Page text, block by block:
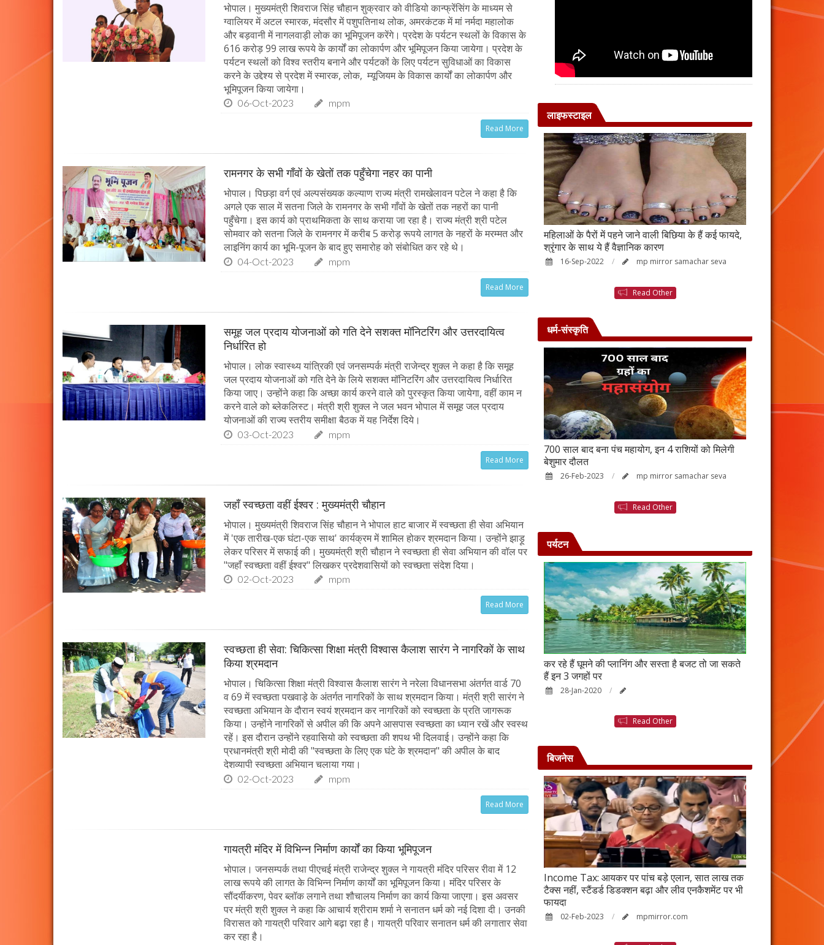
भोपाल। मुख्यमंत्री शिवराज सिंह चौहान शुक्रवार को वीडियो कान्फ्रेंसिंग के माध्यम से
ग्वालियर में अटल स्मारक, मंदसौर में पशुपतिनाथ लोक, अमरकंटक में मां नर्मदा महालोक
और बड़वानी में नागलवाड़ी लोक का भूमिपूजन करेंगे। प्रदेश के पर्यटन स्थलों के विकास के
616 करोड़ 99 लाख रूपये के कार्यों का लोकार्पण और भूमिपूजन किया जायेगा। प्रदेश के
पर्यटन स्थलों को विश्व स्तरीय बनाने और पर्यटकों के लिए पर्यटन सुविधाओं का विकास
करने के उद्देश्य से प्रदेश में स्मारक, लोक, म्यूजियम के विकास कार्यों का लोकार्पण और
भूमिपूजन किया जायेगा।
06-Oct-2023 mpm
Read More
रामनगर के सभी गाँवों के खेतों तक पहुँचेगा नहर का पानी
भोपाल। पिछड़ा वर्ग एवं अल्पसंख्यक कल्याण राज्य मंत्री रामखेलावन पटेल ने कहा है कि
अगले एक साल में सतना जिले के रामनगर के सभी गाँवों के खेतों तक नहरों का पानी
पहुँचेगा। इस कार्य को प्राथमिकता के साथ कराया जा रहा है। राज्य मंत्री श्री पटेल
सोमवार को सतना जिले के रामनगर में करीब 5 करोड़ रूपये लागत के नहरों के मरम्मत और
लाइनिंग कार्य का भूमि-पूजन के बाद हुए समारोह को संबोधित कर रहे थे।
04-Oct-2023 mpm
Read More
समूह जल प्रदाय योजनाओं को गति देने सशक्त मॉनिटरिंग और उत्तरदायित्व
निर्धारित हो
भोपाल। लोक स्वास्थ्य यांत्रिकी एवं जनसम्पर्क मंत्री राजेन्द्र शुक्ल ने कहा है कि समूह
जल प्रदाय योजनाओं को गति देने के लिये सशक्त मॉनिटरिंग और उत्तरदायित्व निर्धारित
किया जाए। उन्होंने कहा कि अच्छा कार्य करने वाले को पुरस्कृत किया जायेगा, वहीं काम न
करने वाले को ब्लेकलिस्ट। मंत्री श्री शुक्ल ने जल भवन भोपाल में समूह जल प्रदाय
योजनाओं की राज्य स्तरीय समीक्षा बैठक में यह निर्देश दिये।
03-Oct-2023 mpm
Read More
जहाँ स्वच्छता वहीं ईश्वर : मुख्यमंत्री चौहान
भोपाल। मुख्यमंत्री शिवराज सिंह चौहान ने भोपाल हाट बाजार में स्वच्छता ही सेवा अभियान
में 'एक तारीख-एक घंटा-एक साथ' कार्यक्रम में शामिल होकर श्रमदान किया। उन्होंने झाड़ू
लेकर परिसर में सफाई की। मुख्यमंत्री श्री चौहान ने स्वच्छता ही सेवा अभियान की वॉल पर
"जहाँ स्वच्छता वहीं ईश्वर" लिखकर प्रदेशवासियों को स्वच्छता संदेश दिया।
02-Oct-2023 mpm
Read More
स्वच्छता ही सेवा: चिकित्सा शिक्षा मंत्री विश्वास कैलाश सारंग ने नागरिकों के साथ
किया श्रमदान
भोपाल। चिकित्सा शिक्षा मंत्री विश्वास कैलाश सारंग ने नरेला विधानसभा अंतर्गत वार्ड 70
व 69 में स्वच्छता पखवाड़े के अंतर्गत नागरिकों के साथ श्रमदान किया। मंत्री श्री सारंग ने
स्वच्छता अभियान के दौरान स्वयं श्रमदान कर नागरिकों को स्वच्छता के प्रति जागरूक
किया। उन्होंने नागरिकों से अपील की कि अपने आसपास स्वच्छता का ध्यान रखें और स्वस्थ
रहें। इस दौरान उन्होंने रहवासियो को स्वच्छता की शपथ भी दिलवाई। उन्होंने कहा कि
प्रधानमंत्री श्री मोदी की "स्वच्छता के लिए एक घंटे के श्रमदान" की अपील के बाद
देशव्यापी स्वच्छता अभियान चलाया गया।
02-Oct-2023 mpm
Read More
गायत्री मंदिर में विभिन्न निर्माण कार्यों का किया भूमिपूजन
भोपाल। जनसम्पर्क तथा पीएचई मंत्री राजेन्द्र शुक्ल ने गायत्री मंदिर परिसर रीवा में 12
लाख रूपये की लागत के विभिन्न निर्माण कार्यों का भूमिपूजन किया। मंदिर परिसर के
सौंदर्यीकरण, पेवर ब्लॉक लगाने तथा शौचालय निर्माण का कार्य किया जाएगा। इस अवसर
पर मंत्री श्री शुक्ल ने कहा कि आचार्य श्रीराम शर्मा ने सनातन धर्म को नई दिशा दी। उनकी
विरासत को गायत्री परिवार आगे बढ़ा रहा है। गायत्री परिवार सनातन धर्म की लगातार सेवा
कर रहा है।
लाइफस्टाइल
Beauty Tips | बादाम और एलोवेरा जेल से आसानी से
घर पर ही बनाएं काजल और मॉइश्चराइजर
21-Sep-2022
महिलाओं के पैरों में पहने जाने वाली बिछिया के हैं कई फायदे,
श्रृंगार के साथ ये हैं वैज्ञानिक कारण
16-Sep-2022 mp mirror samachar seva
Read Other
धर्म-संस्कृति
Hanuman Jayanti 2023 : हनुमान जयंती पर राशि के
अनुसार करें मंत्रों का जाप, जरूर मिलेगा पूजा का फल
700 साल बाद बना पंच महायोग, इन 4 राशियों को मिलेगी
बेशुमार दौलत
26-Feb-2023 mp mirror samachar seva
Read Other
पर्यटन
आसपास बसी ये 4 जगहें
28-Feb-2020
कर रहे हैं घूमने की प्लानिंग और सस्ता है बजट तो जा सकते
हैं इन 3 जगहों पर
28-Jan-2020
Read Other
बिजनेस
सात ट्रेडिंग सेशन में 9 लाख करोड़ घटा अदाणी समूह का
मार्केट कैप
05-Feb-2023 mp mirror samachar seva
Income Tax: आयकर पर पांच बड़े एलान, सात लाख तक
टैक्स नहीं, स्टैंडर्ड डिडक्शन बढ़ा और लीव एनकैशमेंट पर भी
फायदा
02-Feb-2023 mpmirror.com
वर्ष 2023 में भी
विकेंद्रीकरण का
17-Jan-2023